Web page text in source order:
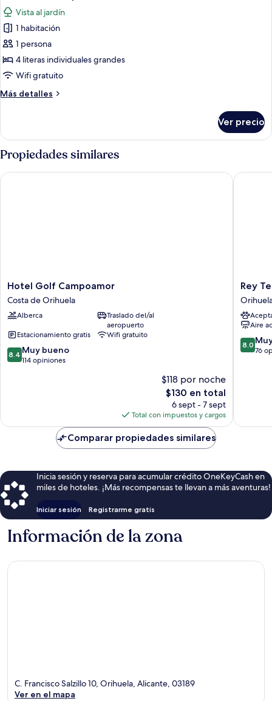
hombres
las
fotos
de
Dormitorio
compartido,
mixto
Vista al jardín
1 habitación
1 persona
4 literas individuales grandes
Wifi gratuito
Más detalles
Más
compartido,
dormitorio
mixto
Ver precio
Propiedades similares
Hotel
Golf
Campoamor
Costa
Orihuela
Hotel Golf Campoamor
Costa de Orihuela
Alberca
Traslado del/al
aeropuerto
Estacionamiento gratis
Wifi gratuito
8.4
de
8.4 Muy bueno
114 opiniones
$118 por noche
El
precio
actual
es
de
$130
$130 en total
6 sept - 7 sept
Total con impuestos y cargos
Hotel Golf Campoamor
Rey
Orihuela
Rey
Aire
8.0
de
8.0
76
Rey
Comparar propiedades similares
Inicia sesión y reserva para acumular crédito OneKeyCash en
miles de hoteles. ¡Más recompensas te llevan a más aventuras!
Iniciar sesión Registrarme gratis
Información de la zona
C. Francisco Salzillo 10, Orihuela, Alicante, 03189
Ver en el mapa